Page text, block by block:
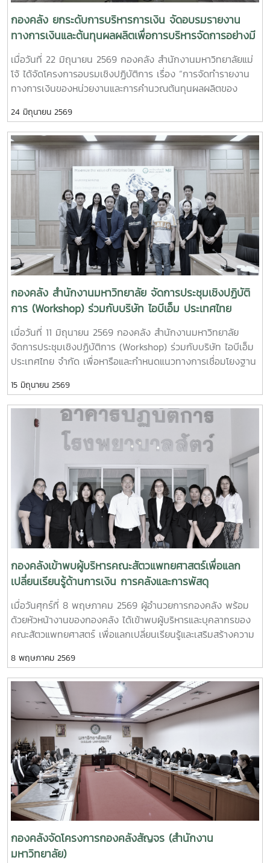
กองคลัง ยกระดับการบริหารการเงิน จัดอบรมรายงาน
ทางการเงินและต้นทุนผลผลิตเพื่อการบริหารจัดการอย่างมี
ประสิทธิภาพ
เมื่อวันที่ 22 มิถุนายน 2569 กองคลัง สำนักงานมหาวิทยาลัยแม่
โจ้ ได้จัดโครงการอบรมเชิงปฏิบัติการ เรื่อง “การจัดทำรายงาน
ทางการเงินของหน่วยงานและการคำนวณต้นทุนผลผลิตของ
โรงแรมวินทรี ซิตี้ รีสอร์ท โดยมีผู้บริหารและบุคลากรผู้ปฏิบัติงาน
ด้านการเงินและงบประมาณจากหน่วยงานต่าง ๆ ภายใน
มหาวิทยาลัยเข้าร่วมการอบรมอย่างพร้อมเพรียงในการนี้ ได้รับ
เกียรติจาก รองศาสตราจารย์จักรพงษ์ พิมพ์พิมล รองอธิการบดี
เป็นประธานในพิธีกล่าวเปิดโครงการ พร้อมมอบนโยบายและ
แนวทางการดำเนินงานด้านการเงินและงบประมาณ เพื่อส่งเสริม
ให้หน่วยงานมีความรู้ความเข้าใจในการจัดทำรายงานทางการเงิน
และการบริหารจัดการข้อมูลต้นทุนที่ถูกต้อง สามารถนำไปใช้
ประโยชน์ในการวางแผนและตัดสินใจเชิงบริหารได้อย่างมี
ประสิทธิภาพการอบรมภาคเช้าได้รับเกียรติจาก ผู้ช่วยศาสตราจาร
ย์อัชญา ไพคำนาม เป็นวิทยากรบรรยายในหัวข้อ “การคำนวณ
ต้นทุนผลผลิตของมหาวิทยาลัย” โดยถ่ายทอดองค์ความรู้เกี่ยวกับ
หลักการคำนวณต้นทุนผลผลิต การวิเคราะห์ข้อมูลต้นทุน และ
แนวทางการนำข้อมูลต้นทุนไปใช้สนับสนุนการบริหารจัดการ
สูงสุดส่วนการอบรมภาคบ่ายได้รับเกียรติจาก ผู้ช่วยศาสตราจารย์
ดร.กชพร ศิริโภคากิจ เป็นวิทยากรบรรยายในหัวข้อ “การจัดทำ
รายงานทางการเงิน” เพื่อสร้างความรู้ความเข้าใจเกี่ยวกับหลัก
เกณฑ์ มาตรฐาน และแนวทางการจัดทำรายงานทางการเงินของ
หน่วยงาน รวมถึงการจัดเตรียมข้อมูลและเอกสารประกอบที่
เกี่ยวข้อง เพื่อให้สามารถจัดทำรายงานทางการเงินได้อย่างถูก
ต้อง ครบถ้วน และเป็นไปตามข้อกำหนดของมหาวิทยาลัยการจัด
โครงการในครั้งนี้มีวัตถุประสงค์เพื่อเสริมสร้างความรู้ ความเข้าใจ
และพัฒนาศักยภาพบุคลากรด้านการเงินและงบประมาณของ
มหาวิทยาลัย ให้สามารถจัดทำรายงานทางการเงินของหน่วยงาน
และคำนวณต้นทุนผลผลิตได้อย่างถูกต้องตามหลักเกณฑ์และ
มาตรฐานที่กำหนด ตลอดจนสามารถนำข้อมูลที่ได้ไปใช้ในการ
วางแผน การบริหารจัดการ และการตัดสินใจเชิงนโยบายได้อย่างมี
ประสิทธิภาพ อันจะส่งผลต่อการพัฒนาระบบการบริหารจัดการ
ด้านการเงินของมหาวิทยาลัยให้มีความโปร่งใส ตรวจสอบได้ และ
เกิดประโยชน์สูงสุดต่อองค์กรต่อไป
24 มิถุนายน 2569
กองคลัง สำนักงานมหาวิทยาลัย จัดการประชุมเชิงปฏิบัติ
การ (Workshop) ร่วมกับบริษัท ไอบีเอ็ม ประเทศไทย
จำกัด
เมื่อวันที่ 11 มิถุนายน 2569 กองคลัง สำนักงานมหาวิทยาลัย
จัดการประชุมเชิงปฏิบัติการ (Workshop) ร่วมกับบริษัท ไอบีเอ็ม
ประเทศไทย จำกัด เพื่อหารือและกำหนดแนวทางการเชื่อมโยงฐาน
กำหนดขอบเขตการดำเนินงานในระยะนำร่อง (Pilot) ให้สอดคล้อง
กับความต้องการและบริบทของมหาวิทยาลัย การประชุมดังกล่าว
มุ่งเน้นการพิจารณาขอบเขตการดำเนินงานที่มหาวิทยาลัยประสงค์
จะดำเนินการในระยะนำร่อง โดยมีการร่วมแลกเปลี่ยนข้อมูล ความ
ต้องการใช้งาน และประเด็นทางเทคนิคที่เกี่ยวข้อง เพื่อนำข้อมูลไป
ใช้ประกอบการออกแบบแนวทางการพัฒนาระบบ (Solution
Design) และการบูรณาการข้อมูลระหว่างหน่วยงานภายใน
มหาวิทยาลัย ความร่วมมือในครั้งนี้นับเป็นก้าวสำคัญในการยก
ระดับการบริหารจัดการข้อมูลของมหาวิทยาลัยแม่โจ้ โดยมุ่งพัฒนา
ระบบสารสนเทศที่มีประสิทธิภาพ เชื่อมโยงข้อมูลอย่างเป็นเอกภาพ
และสนับสนุนการดำเนินงานตามภารกิจของมหาวิทยาลัยได้อย่างมี
ประสิทธิผลในอนาคต
15 มิถุนายน 2569
กองคลังเข้าพบผู้บริหารคณะสัตวแพทยศาสตร์เพื่อแลก
เปลี่ยนเรียนรู้ด้านการเงิน การคลังและการพัสดุ
เมื่อวันศุกร์ที่ 8 พฤษภาคม 2569 ผู้อำนวยการกองคลัง พร้อม
ด้วยหัวหน้างานของกองคลัง ได้เข้าพบผู้บริหารและบุคลากรของ
คณะสัตวแพทยศาสตร์ เพื่อแลกเปลี่ยนเรียนรู้และเสริมสร้างความ
งานต่าง ๆ เป็นกิจกรรมภายใต้โครงการกองคลังสัญจร ปี 2569
เพื่อส่งเสริมการแลกเปลี่ยนเรียนรู้และพัฒนาความเข้าใจด้านการ
เงิน การคลัง และการพัสดุแก่ผู้บริหารและผู้ปฏิบัติงานที่เกี่ยวข้อง
8 พฤษภาคม 2569
กองคลังจัดโครงการกองคลังสัญจร (สำนักงาน
มหาวิทยาลัย)